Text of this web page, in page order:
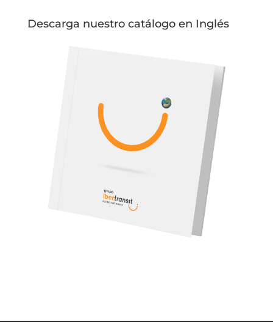
Descarga nuestro catálogo en Inglés